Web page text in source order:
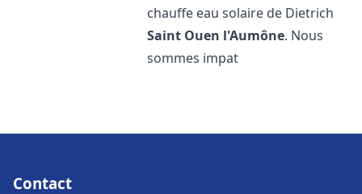
chauffe eau solaire de Dietrich
Saint Ouen l'Aumône. Nous
sommes impat
Contact